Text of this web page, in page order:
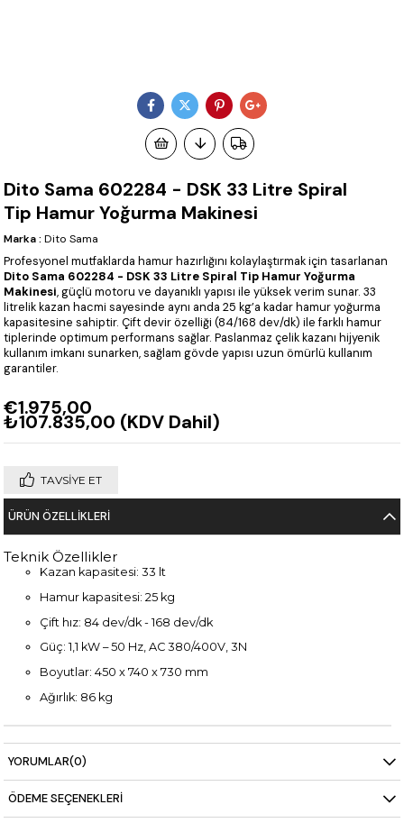
Dito Sama 602284 - DSK 33 Litre Spiral
Tip Hamur Yoğurma Makinesi
Marka : Dito Sama
Profesyonel mutfaklarda hamur hazırlığını kolaylaştırmak için tasarlanan
Dito Sama 602284 - DSK 33 Litre Spiral Tip Hamur Yoğurma
Makinesi, güçlü motoru ve dayanıklı yapısı ile yüksek verim sunar. 33
litrelik kazan hacmi sayesinde aynı anda 25 kg’a kadar hamur yoğurma
kapasitesine sahiptir. Çift devir özelliği (84/168 dev/dk) ile farklı hamur
tiplerinde optimum performans sağlar. Paslanmaz çelik kazanı hijyenik
kullanım imkanı sunarken, sağlam gövde yapısı uzun ömürlü kullanım
garantiler.
€1.975,00
₺107.835,00 (KDV Dahil)
TAVSIYE ET
ÜRÜN ÖZELLIKLERI
Teknik Özellikler
Kazan kapasitesi: 33 lt
Hamur kapasitesi: 25 kg
Çift hız: 84 dev/dk - 168 dev/dk
Güç: 1,1 kW – 50 Hz, AC 380/400V, 3N
Boyutlar: 450 x 740 x 730 mm
Ağırlık: 86 kg
YORUMLAR(0)
ÖDEME SEÇENEKLERI